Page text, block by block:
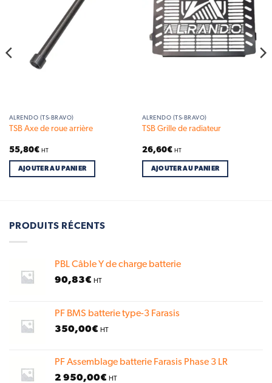
ALRENDO (TS-BRAVO)
TSB Axe de roue arrière
55,80€ HT
AJOUTER AU PANIER
ALRENDO (TS-BRAVO)
TSB Grille de radiateur
26,60€ HT
AJOUTER AU PANIER
PRODUITS RÉCENTS
PBL Câble Y de charge batterie
90,83€ HT
PF BMS batterie type-3 Farasis
350,00€ HT
PF Assemblage batterie Farasis Phase 3 LR
2 950,00€ HT